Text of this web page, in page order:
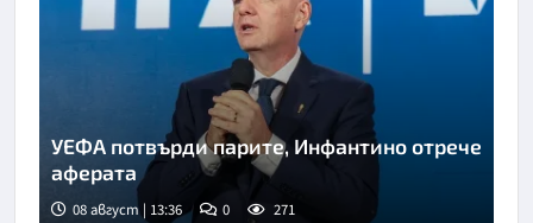
УЕФА потвърди парите, Инфантино отрече
аферата
08 август | 13:36 0 271